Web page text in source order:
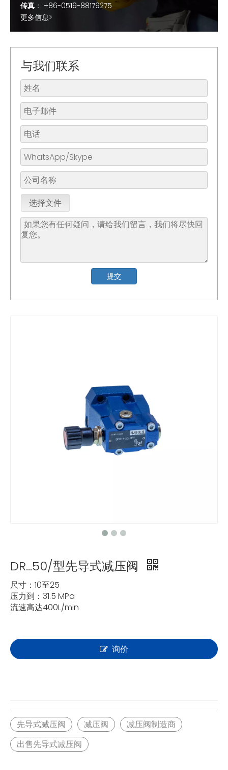
传真 ： +86-0519-88179275
更多信息>
与我们联系
选择文件
提交
DR...50/型先导式减压阀
尺寸：10至25
压力到：31.5 MPa
流速高达400L/min
询价
先导式减压阀 减压阀
减压阀制造商
出售先导式减压阀